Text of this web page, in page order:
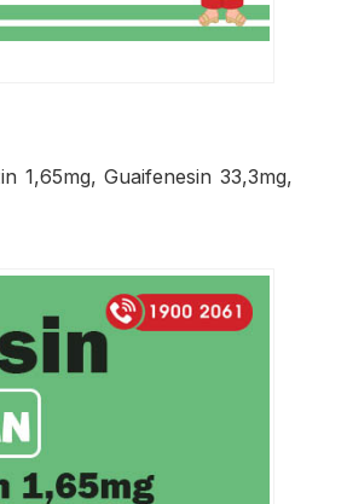
1,65mg, Guaifenesin 33,3mg,